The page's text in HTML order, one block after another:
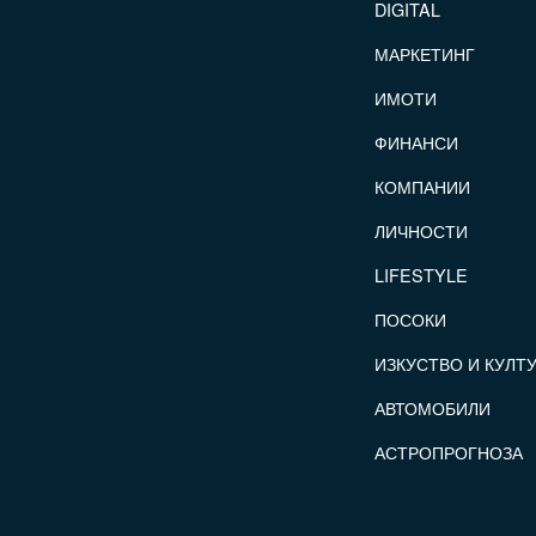
DIGITAL
МАРКЕТИНГ
ИМОТИ
ФИНАНСИ
КОМПАНИИ
ЛИЧНОСТИ
LIFESTYLE
ПОСОКИ
ИЗКУСТВО И
АВТОМОБИЛИ
АСТРОПРОГНОЗА